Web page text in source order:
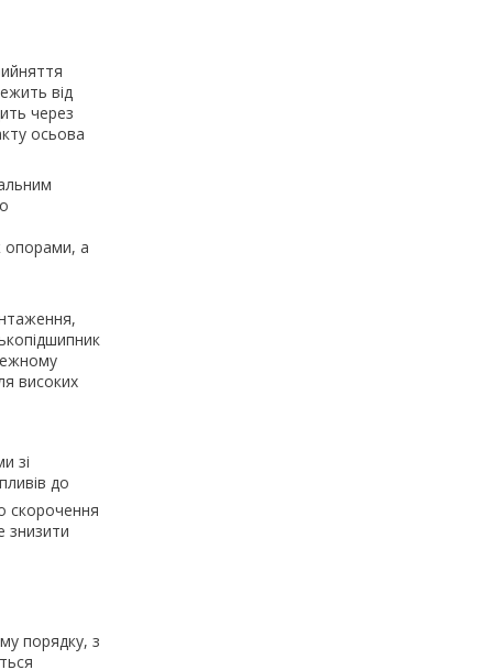
від
через
осьова
опорами, а
високих
зі
до
скорочення
знизити
порядку, з